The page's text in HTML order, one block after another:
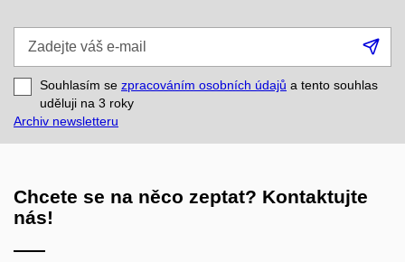
e-
mail
Souhlasím se zpracováním osobních údajů a tento souhlas
uděluji na 3 roky
Archiv newsletteru
Chcete se na něco zeptat? Kontaktujte
nás!